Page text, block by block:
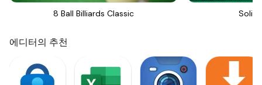
8 Ball Billiards Classic
에디터의 추천